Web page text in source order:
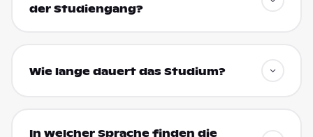
der Studiengang?
Wie lange dauert das Studium?
In welcher Sprache finden die